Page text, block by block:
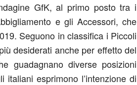
GfK, al primo posto tra i
e gli Accessori, che
Seguono in classifica i Piccoli
desiderati anche per effetto del
guadagnano diverse posizioni
italiani esprimono l’intenzione di